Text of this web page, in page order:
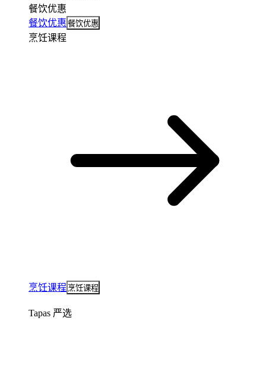
餐饮优惠
餐饮优惠 餐饮优惠
烹饪课程
烹饪课程 烹饪课程
Tapas 严选